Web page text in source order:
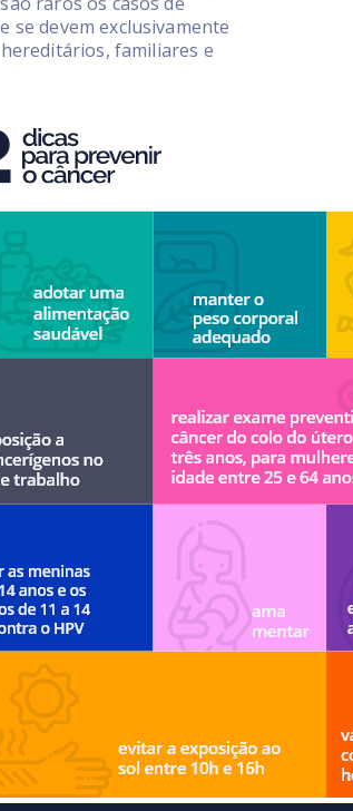
se devem exclusivamente
familiares e